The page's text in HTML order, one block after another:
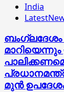
India
ബംഗ്ലദേശം
മുൻ